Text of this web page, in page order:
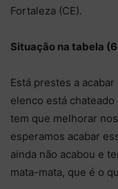
Fortaleza (CE).
Situação na tabela
Está prestes a
elenco está
tem que melhorar
esperamos acabar
ainda não acabou e
mata-mata, que é o